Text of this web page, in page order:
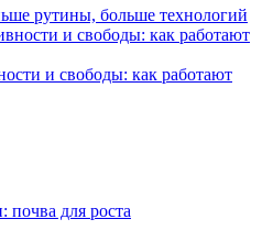
рутины, больше технологий
и свободы: как работают